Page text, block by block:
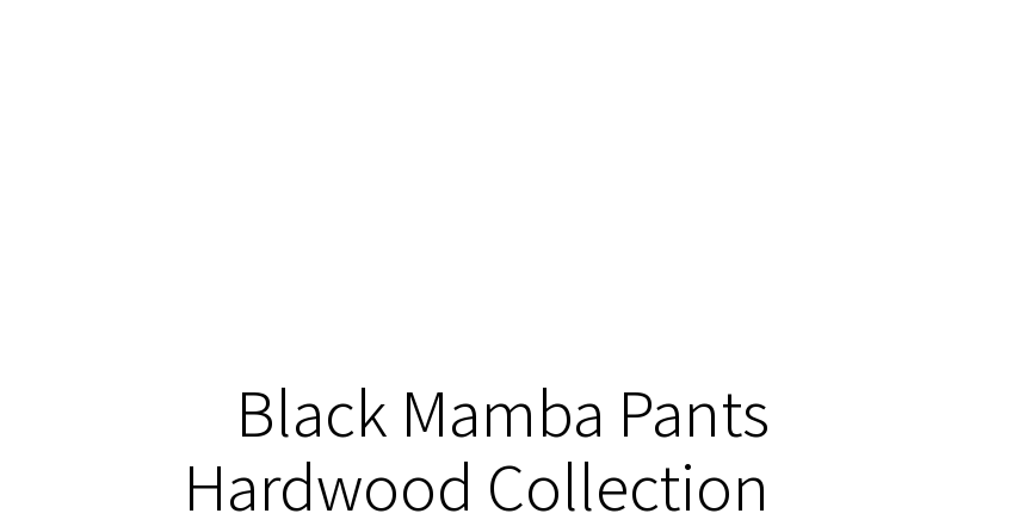
Black Mamba Pants
Hardwood Collection